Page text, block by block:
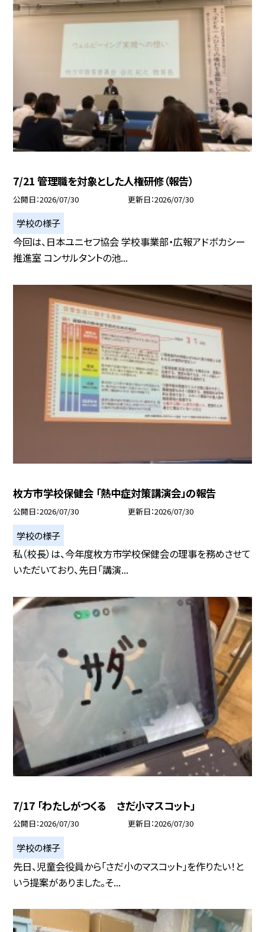
7/21 管理職を対象とした人権研修（報告）
公開日 2026/07/30 更新日 2026/07/30
学校の様子
今回は、日本ユニセフ協会 学校事業部・広報アドボカシー
推進室 コンサルタントの池...
枚方市学校保健会 「熱中症対策講演会」の報告
公開日 2026/07/30 更新日 2026/07/30
学校の様子
私（校長）は、今年度枚方市学校保健会の理事を務めさせて
いただいており、先日「講演...
7/17 「わたしがつくる さだ小マスコット」
公開日 2026/07/30 更新日 2026/07/30
学校の様子
先日、児童会役員から「さだ小のマスコット」を作りたい！と
いう提案がありました。そ...